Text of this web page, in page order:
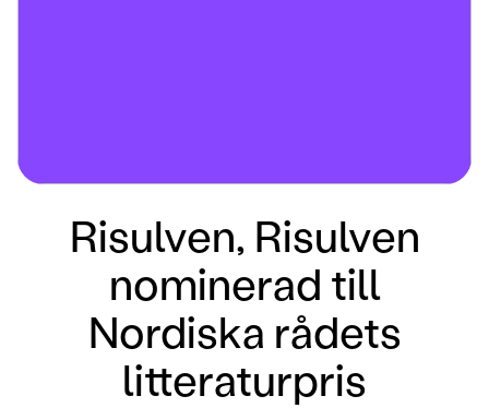
Risulven, Risulven
nominerad till
Nordiska rådets
litteraturpris